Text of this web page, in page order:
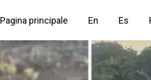
Pagina principale En Es